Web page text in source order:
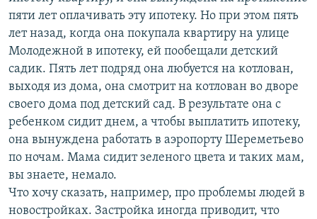
пяти лет оплачивать эту ипотеку. Но при этом пять
лет назад, когда она покупала квартиру на улице
Молодежной в ипотеку, ей пообещали детский
садик. Пять лет подряд она любуется на котлован,
выходя из дома, она смотрит на котлован во дворе
своего дома под детский сад. В результате она с
ребенком сидит днем, а чтобы выплатить ипотеку,
она вынуждена работать в аэропорту Шереметьево
по ночам. Мама сидит зеленого цвета и таких мам,
вы знаете, немало.
Что хочу сказать, например, про проблемы людей в
новостройках. Застройка иногда приводит, что